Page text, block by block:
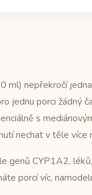
ml) nepřekročí
jednu porci žádný
s
nechat v těle více
genů CYP1A2,
porcí víc,